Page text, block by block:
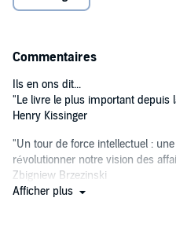
Commentaires
Ils en ons dit...
"Le livre le plus important depuis
Henry Kissinger
"Un tour de force intellectuel :
révolutionner notre vision des
Zbigniew Brzezinski
Afficher plus